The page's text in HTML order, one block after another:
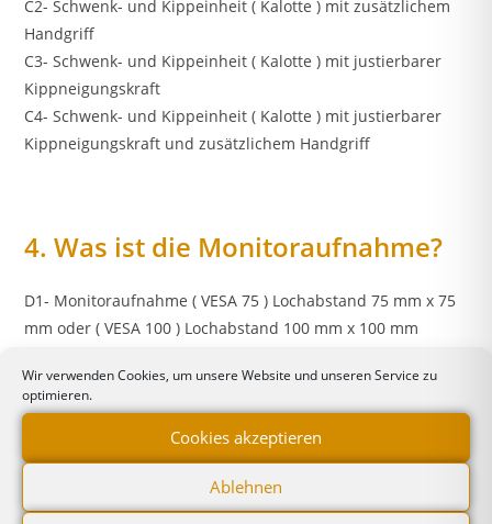
Wir verwenden Cookies, um unsere Website und unseren Service zu
optimieren.
Cookies akzeptieren
Ablehnen
C2- Schwenk- und Kippeinheit ( Kalotte ) mit zusätzlichem
Handgriff
C3- Schwenk- und Kippeinheit ( Kalotte ) mit justierbarer
Kippneigungskraft
C4- Schwenk- und Kippeinheit ( Kalotte ) mit justierbarer
Kippneigungskraft und zusätzlichem Handgriff
4. Was ist die Monitoraufnahme?
D1- Monitoraufnahme ( VESA 75 ) Lochabstand 75 mm x 75
mm oder ( VESA 100 ) Lochabstand 100 mm x 100 mm
Monitore
D4- Monitoraufnahme für Flachbildschirm und
D5- Monitoraufnahme für Flachbildschirm und Tastatur-,